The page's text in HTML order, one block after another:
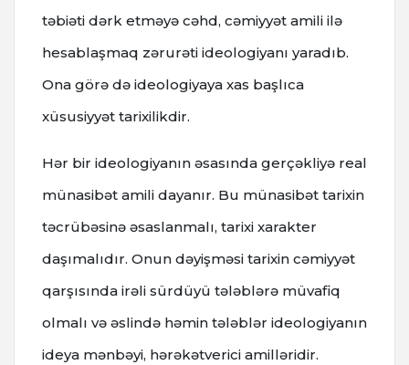
təbiəti dərk etməyə cəhd, cəmiyyət amili ilə
hesablaşmaq zərurəti ideologiyanı yaradıb.
Ona görə də ideologiyaya xas başlıca
xüsusiyyət tarixilikdir.
Hər bir ideologiyanın əsasında gerçəkliyə real
münasibət amili dayanır. Bu münasibət tarixin
təcrübəsinə əsaslanmalı, tarixi xarakter
daşımalıdır. Onun dəyişməsi tarixin cəmiyyət
qarşısında irəli sürdüyü tələblərə müvafiq
olmalı və əslində həmin tələblər ideologiyanın
ideya mənbəyi, hərəkətverici amilləridir.